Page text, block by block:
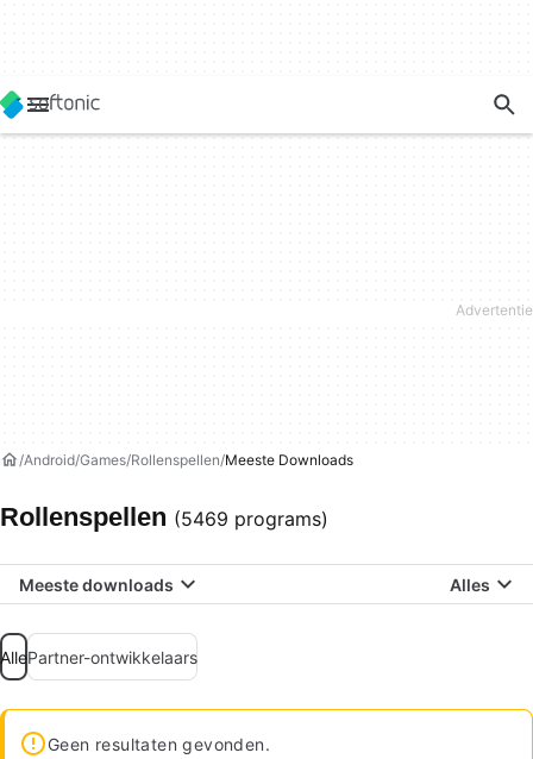
Android Games Rollenspellen Meeste Downloads
Rollenspellen (5469 programs)
Meeste downloads Alles
AllePartner-ontwikkelaars
Geen resultaten gevonden.